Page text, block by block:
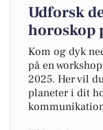
Udforsk
horoskop
Kom og dyk
på en
2025. Her vil
planeter i dit